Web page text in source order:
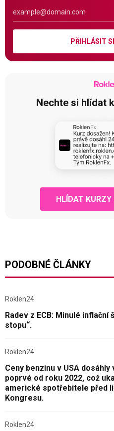
PŘIHLÁSIT
Nechte si hlídat
HLÍDAT KURZY
PODOBNÉ ČLÁNKY
Roklen24
Radev z ECB: Minulé
stopu“.
Roklen24
Ceny benzinu v USA
poprvé od roku 2022, což
americké spotřebitele před
Kongresu.
Roklen24